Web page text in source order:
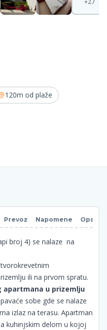
120m od plaže
Prevoz Napomene Opsti
broj 4) se nalaze na
ili na prvom spratu.
u prizemlju
sobe gde se nalaze
izlaz na terasu. Apartman
kuhinjskim delom u kojoj